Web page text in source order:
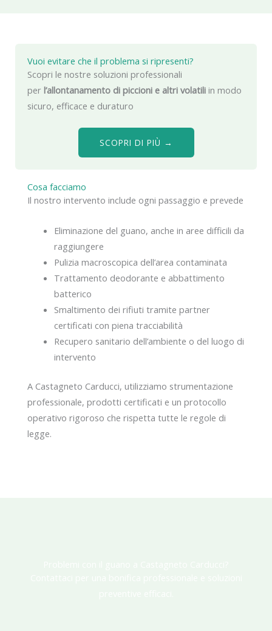
Cosa facciamo
Il nostro intervento include ogni passaggio e prevede
Eliminazione del guano, anche in aree difficili da
raggiungere
Pulizia macroscopica dell’area contaminata
Trattamento deodorante e abbattimento
batterico
Smaltimento dei rifiuti tramite partner
certificati con piena tracciabilità
Recupero sanitario dell’ambiente o del luogo di
intervento
A Castagneto Carducci, utilizziamo strumentazione
professionale, prodotti certificati e un protocollo
operativo rigoroso che rispetta tutte le regole di
legge.
Vuoi evitare che il problema si ripresenti?
Scopri le nostre soluzioni professionali
per l’allontanamento di piccioni e altri volatili in modo
sicuro, efficace e duraturo
SCOPRI DI PIÙ →